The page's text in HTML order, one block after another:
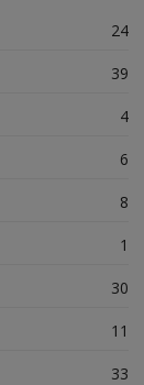
24
39
4
6
8
1
30
11
33